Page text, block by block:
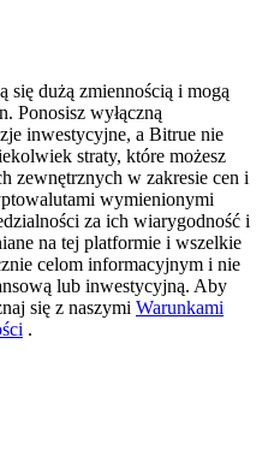
pool
USDT
USDT Bonus
dużą zmiennością i mogą
Ponosisz wyłączną
inwestycyjne, a Bitrue nie
straty, które możesz
zewnętrznych w zakresie cen i
wymienionymi
za ich wiarygodność i
na tej platformie i wszelkie
celom informacyjnym i nie
lub inwestycyjną. Aby
się z naszymi Warunkami
.